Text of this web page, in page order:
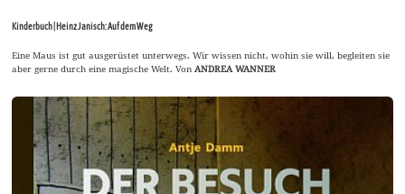
Kinderbuch | Heinz Janisch: Auf dem Weg
Eine Maus ist gut ausgerüstet unterwegs. Wir wissen nicht, wohin sie will, begleiten sie
aber gerne durch eine magische Welt. Von ANDREA WANNER